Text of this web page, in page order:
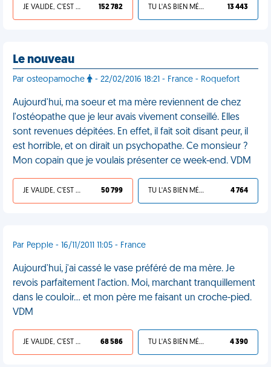
JE VALIDE, C'EST UNE VDM 152 782 TU L'AS BIEN MÉRITÉ 13 443
Le nouveau
Par osteopamoche - 22/02/2016 18:21 - France - Roquefort
Aujourd'hui, ma soeur et ma mère reviennent de chez
l'ostéopathe que je leur avais vivement conseillé. Elles
sont revenues dépitées. En effet, il fait soit disant peur, il
est horrible, et on dirait un psychopathe. Ce monsieur ?
Mon copain que je voulais présenter ce week-end. VDM
JE VALIDE, C'EST UNE VDM 50 799 TU L'AS BIEN MÉRITÉ 4 764
Par Pepple - 16/11/2011 11:05 - France
Aujourd'hui, j'ai cassé le vase préféré de ma mère. Je
revois parfaitement l'action. Moi, marchant tranquillement
dans le couloir... et mon père me faisant un croche-pied.
VDM
JE VALIDE, C'EST UNE VDM 68 586 TU L'AS BIEN MÉRITÉ 4 390